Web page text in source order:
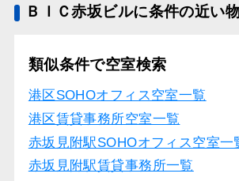
ＢＩＣ赤坂ビルに条件の近い
類似条件で空室検索
港区SOHOオフィス空室一覧
港区賃貸事務所空室一覧
赤坂見附駅SOHOオフィス空室一
赤坂見附駅賃貸事務所一覧